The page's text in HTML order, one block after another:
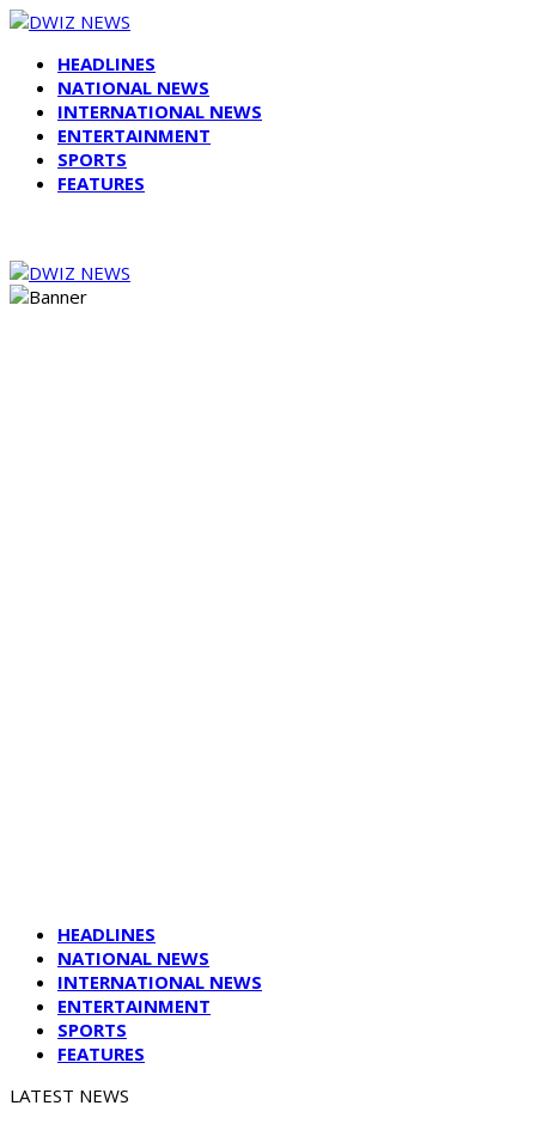
HEADLINES
NATIONAL NEWS
INTERNATIONAL NEWS
ENTERTAINMENT
SPORTS
FEATURES
HEADLINES
NATIONAL NEWS
INTERNATIONAL NEWS
ENTERTAINMENT
SPORTS
FEATURES
LATEST NEWS